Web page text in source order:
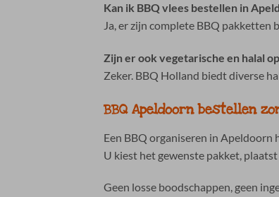
Kan ik BBQ vlees bestellen in
Ja, er zijn complete BBQ pakketten
Zijn er ook vegetarische en halal
Zeker. BBQ Holland biedt diverse
BBQ Apeldoorn bestellen
Een BBQ organiseren in Apeldoorn
U kiest het gewenste pakket,
Geen losse boodschappen, geen